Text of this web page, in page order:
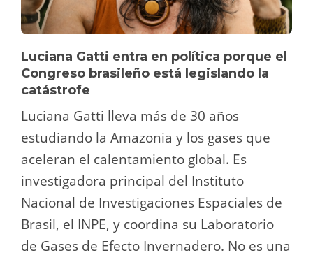
Luciana Gatti entra en política porque el
Congreso brasileño está legislando la
catástrofe
Luciana Gatti lleva más de 30 años
estudiando la Amazonia y los gases que
aceleran el calentamiento global. Es
investigadora principal del Instituto
Nacional de Investigaciones Espaciales de
Brasil, el INPE, y coordina su Laboratorio
de Gases de Efecto Invernadero. No es una